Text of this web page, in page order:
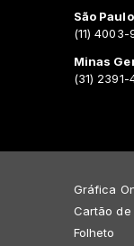
São Paulo
(11) 4003-
Minas
(31) 2391-
Gráfica
Cartão de
Folheto